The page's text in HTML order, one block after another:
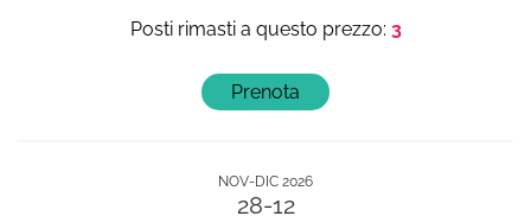
3
NOV-DIC 2026
28-12